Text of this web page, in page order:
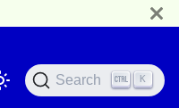
Search K